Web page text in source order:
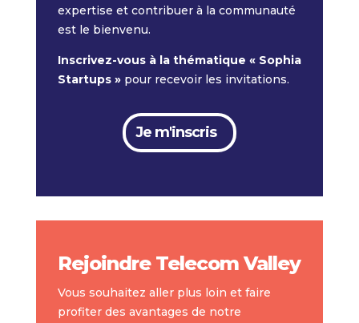
expertise et contribuer à la communauté
est le bienvenu.
Inscrivez-vous à la thématique « Sophia
Startups »pour recevoir les invitations.
Je m'inscris
Rejoindre Telecom Valley
Vous souhaitez aller plus loin et faire
profiter des avantages de notre